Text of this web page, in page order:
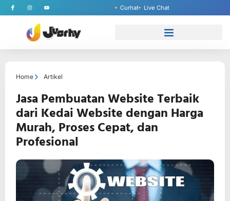
Curhat Live Chat
Home Artikel
Jasa Pembuatan Website Terbaik
dari Kedai Website dengan Harga
Murah, Proses Cepat, dan
Profesional